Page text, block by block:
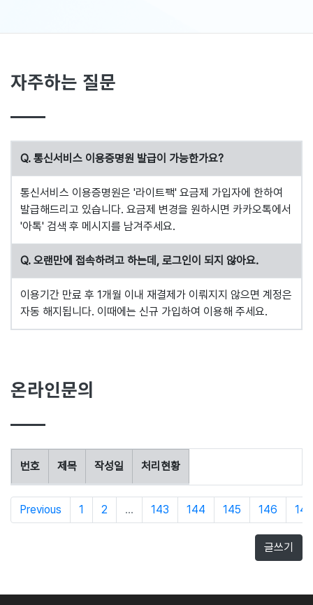
자주하는 질문
Q. 통신서비스 이용증명원 발급이 가능한가요?
통신서비스 이용증명원은 '라이트팩' 요금제 가입자에 한하여
발급해드리고 있습니다. 요금제 변경을 원하시면 카카오톡에서
'아톡' 검색 후 메시지를 남겨주세요.
Q. 오랜만에 접속하려고 하는데, 로그인이 되지 않아요.
이용기간 만료 후 1개월 이내 재결제가 이뤄지지 않으면 계정은
자동 해지됩니다. 이때에는 신규 가입하여 이용해 주세요.
온라인문의
번호 제목 작성일 처리현황
Previous 1 2 ... 143 144 145 146 147
글쓰기